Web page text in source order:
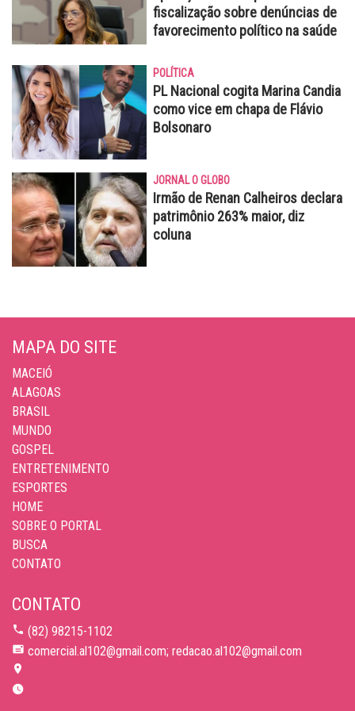
fiscalização sobre denúncias de
favorecimento político na saúde
POLÍTICA
PL Nacional cogita Marina Candia
como vice em chapa de Flávio
Bolsonaro
JORNAL O GLOBO
Irmão de Renan Calheiros declara
patrimônio 263% maior, diz
coluna
MAPA DO SITE
MACEIÓ
ALAGOAS
BRASIL
MUNDO
GOSPEL
ENTRETENIMENTO
ESPORTES
HOME
SOBRE O PORTAL
BUSCA
CONTATO
CONTATO
(82) 98215-1102
comercial.al102@gmail.com; redacao.al102@gmail.com